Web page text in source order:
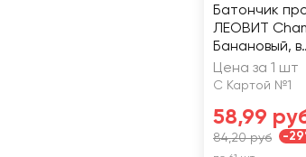
Батончик
ЛЕОВИТ
Банановый, в
шоколадной
Цена за 1 шт
С Картой №1
58,99
84,20 руб -